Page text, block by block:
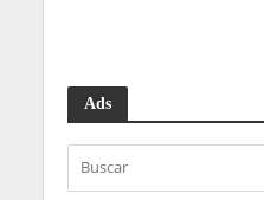
Ads